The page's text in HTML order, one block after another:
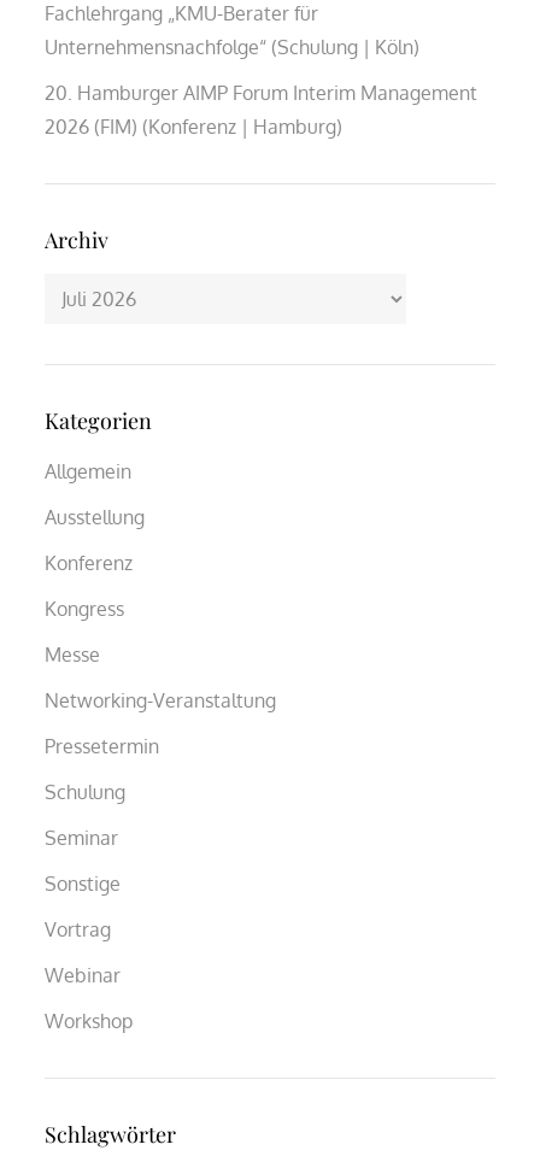
Fachlehrgang „KMU-Berater für
Unternehmensnachfolge“ (Schulung | Köln)
20. Hamburger AIMP Forum Interim Management
2026 (FIM) (Konferenz | Hamburg)
Archiv
Archiv
Kategorien
Allgemein
Ausstellung
Konferenz
Kongress
Messe
Networking-Veranstaltung
Pressetermin
Schulung
Seminar
Sonstige
Vortrag
Webinar
Workshop
Schlagwörter